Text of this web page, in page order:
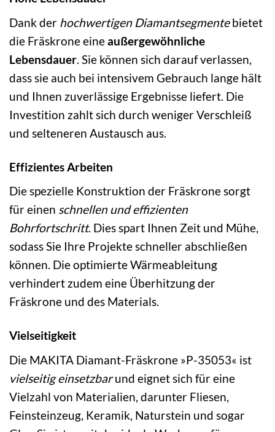
Dank der hochwertigen Diamantsegmentebietet
die Fräskrone eineaußergewöhnliche
Lebensdauer . Sie können sich darauf verlassen,
dass sie auch bei intensivem Gebrauch lange hält
und Ihnen zuverlässige Ergebnisse liefert. Die
Investition zahlt sich durch weniger Verschleiß
und selteneren Austausch aus.
Effizientes Arbeiten
Die spezielle Konstruktion der Fräskrone sorgt
für einen schnellen und effizienten
Bohrfortschritt. Dies spart Ihnen Zeit und Mühe,
sodass Sie Ihre Projekte schneller abschließen
können. Die optimierte Wärmeableitung
verhindert zudem eine Überhitzung der
Fräskrone und des Materials.
Vielseitigkeit
Die MAKITA Diamant-Fräskrone »P-35053« ist
vielseitig einsetzbarund eignet sich für eine
Vielzahl von Materialien, darunter Fliesen,
Feinsteinzeug, Keramik, Naturstein und sogar